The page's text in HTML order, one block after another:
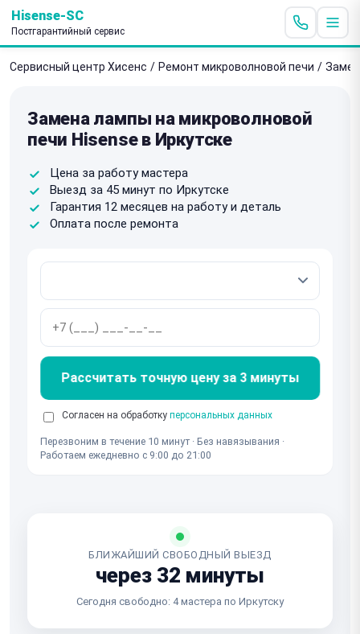
Hisense-SC
Постгарантийный сервис
Сервисный центр Хисенс / Ремонт микроволновой печи /
Замена лампы на микроволновой
печи Hisense в Иркутске
Цена за работу мастера
Выезд за 45 минут по Иркутске
Гарантия 12 месяцев на работу и деталь
Оплата после ремонта
Рассчитать точную цену за 3 минуты
Согласен на обработку персональных данных
Перезвоним в течение 10 минут · Без навязывания ·
Работаем ежедневно с 9:00 до 21:00
БЛИЖАЙШИЙ СВОБОДНЫЙ ВЫЕЗД
через 32 минуты
Сегодня свободно: 4 мастера по Иркутску